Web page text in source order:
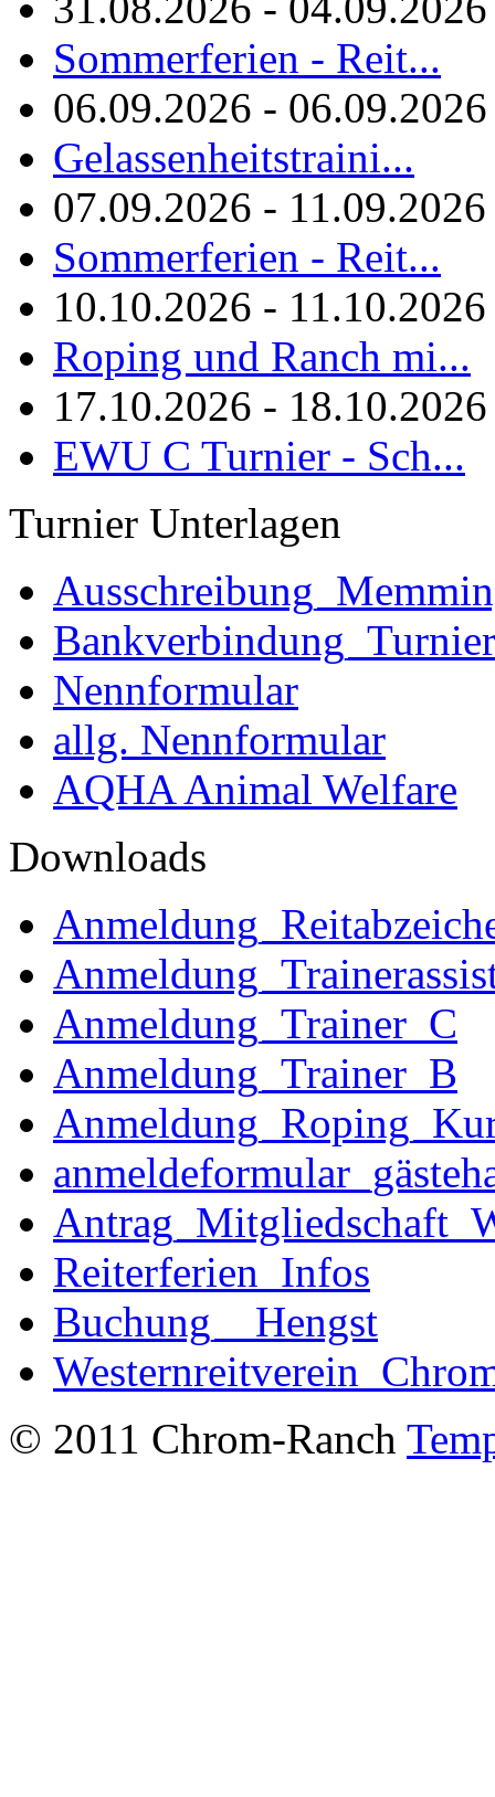
Sommerferien - Reit...
06.09.2026 - 06.09.2026
Gelassenheitstraini...
07.09.2026 - 11.09.2026
Sommerferien - Reit...
10.10.2026 - 11.10.2026
Roping und Ranch mi...
17.10.2026 - 18.10.2026
EWU C Turnier - Sch...
Turnier Unterlagen
Nennformular
allg. Nennformular
AQHA Animal Welfare
Downloads
Anmeldung_Trainer_C
Anmeldung_Trainer_B
Reiterferien_Infos
Buchung__Hengst
© 2011 Chrom-Ranch